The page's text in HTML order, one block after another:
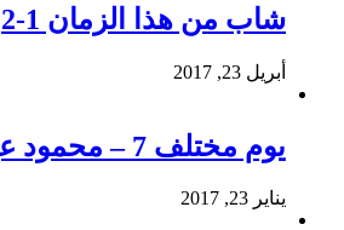
شاب من هذا الزمان 1-2
أبريل 23, 2017
يوم مختلف 7 – محمود عيسى
يناير 23, 2017